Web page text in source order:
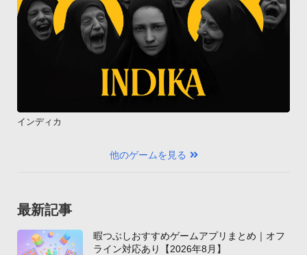
インディカ
他のゲームを見る
最新記事
暇つぶしおすすめゲームアプリまとめ｜オフ
ライン対応あり【2026年8月】